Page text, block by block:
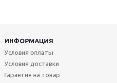
ИНФОРМАЦИЯ
Условия оплаты
Условия доставки
Гарантия на товар